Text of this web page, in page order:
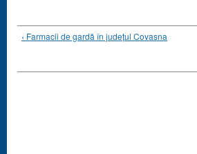
‹ Farmacii de gardă în județul Covasna